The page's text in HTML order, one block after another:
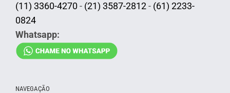
(11) 3360-4270 - (21) 3587-2812- (61) 2233-
0824
Whatsapp:
NAVEGAÇÃO